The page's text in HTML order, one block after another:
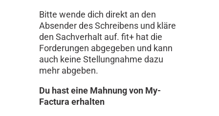
Bitte wende dich direkt an den
Absender des Schreibens und kläre
den Sachverhalt auf. fit+ hat die
Forderungen abgegeben und kann
auch keine Stellungnahme dazu
mehr abgeben.
Du hast eine Mahnung von My-
Factura erhalten